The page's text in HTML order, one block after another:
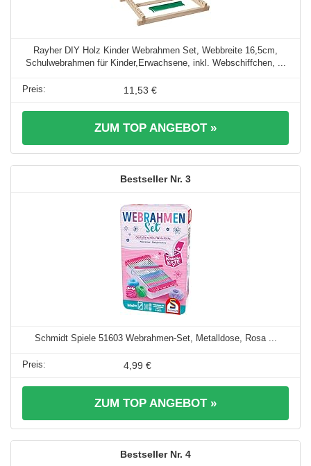
Rayher DIY Holz Kinder Webrahmen Set, Webbreite 16,5cm,
Schulwebrahmen für Kinder,Erwachsene, inkl. Webschiffchen, ...
11,53 €
ZUM TOP ANGEBOT »
3
Schmidt Spiele 51603 Webrahmen-Set, Metalldose, Rosa ...
4,99 €
ZUM TOP ANGEBOT »
4